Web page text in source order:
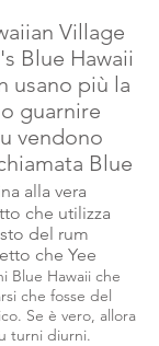
Village
Blue Hawaii
usano più la
guarnire
vendono
Blue
alla vera
che utilizza
del rum
che Yee
Blue Hawaii che
che fosse del
Se è vero, allora
turni diurni.